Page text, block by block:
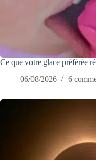
Ce que votre glace préférée
06/08/2026
6